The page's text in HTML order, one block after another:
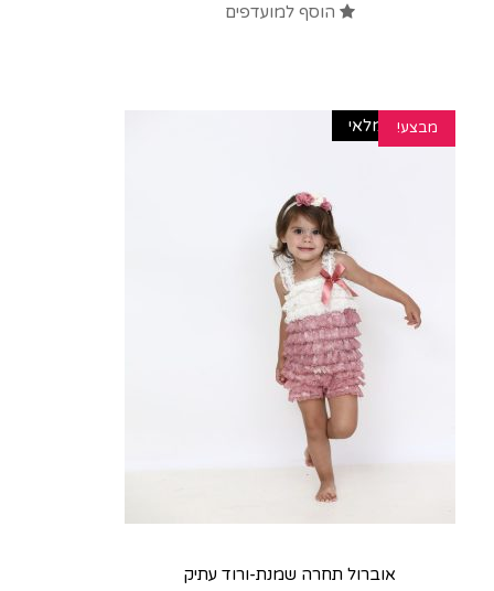
הוסף למועדפים
מבצע!
אזל מהמלאי
אוברול תחרה שמנת-ורוד עתיק